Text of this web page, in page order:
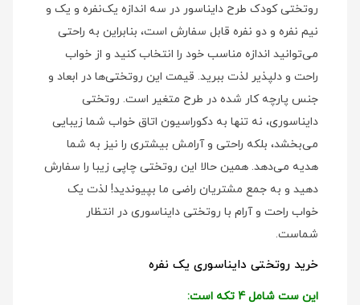
روتختی کودک طرح دایناسور در سه اندازه یک‌نفره و یک و
نیم نفره و دو نفره قابل سفارش است، بنابراین به راحتی
می‌توانید اندازه مناسب خود را انتخاب کنید و از خواب
راحت و دلپذیر لذت ببرید. قیمت این روتختی‌ها در ابعاد و
جنس پارچه کار شده در طرح متغیر است. روتختی
دایناسوری، نه تنها به دکوراسیون اتاق خواب شما زیبایی
می‌بخشد، بلکه راحتی و آرامش بیشتری را نیز به شما
هدیه می‌دهد. همین حالا این روتختی چاپی زیبا را سفارش
دهید و به جمع مشتریان راضی ما بپیوندید! لذت یک
خواب راحت و آرام با روتختی دایناسوری در انتظار
شماست.
خرید روتختی دایناسوری یک نفره
این ست شامل 4 تکه است: